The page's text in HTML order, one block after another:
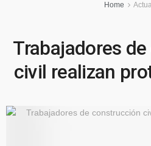
Home
Trabajadores
civil realizan